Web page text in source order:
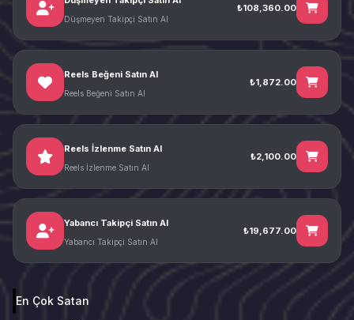
Düşmeyen Takipçi Satın Al
₺108,360.00
Reels Beğeni Satın Al
Reels Beğeni Satın Al
₺1,872.00
Reels İzlenme Satın Al
Reels İzlenme Satın Al
₺2,100.00
Yabancı Takipçi Satın Al
Yabancı Takipçi Satın Al
₺19,677.00
En Çok Satan